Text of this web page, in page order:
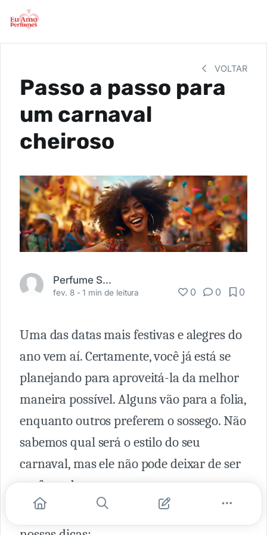
VOLTAR
Passo a passo para
um carnaval
cheiroso
Perfume Shopping
fev. 8 -1 min de leitura 0 0 0
Uma das datas mais festivas e alegres do
ano vem aí. Certamente, você já está se
planejando para aproveitá-la da melhor
maneira possível. Alguns vão para a folia,
enquanto outros preferem o sossego. Não
sabemos qual será o estilo do seu
carnaval, mas ele não pode deixar de ser
perfumado.
Para ter um Carnaval cheiroso, confira